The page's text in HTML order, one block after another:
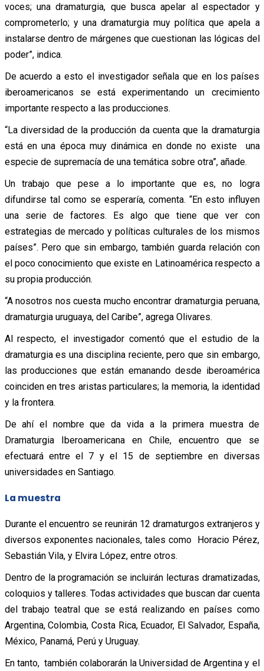
voces; una dramaturgia, que busca apelar al espectador y
comprometerlo; y una dramaturgia muy política que apela a
instalarse dentro de márgenes que cuestionan las lógicas del
poder”, indica.
De acuerdo a esto el investigador señala que en los países
iberoamericanos se está experimentando un crecimiento
importante respecto a las producciones.
“La diversidad de la producción da cuenta que la dramaturgia
está en una época muy dinámica en donde no existe una
especie de supremacía de una temática sobre otra”, añade.
Un trabajo que pese a lo importante que es, no logra
difundirse tal como se esperaría, comenta. “En esto influyen
una serie de factores. Es algo que tiene que ver con
estrategias de mercado y políticas culturales de los mismos
países”. Pero que sin embargo, también guarda relación con
el poco conocimiento que existe en Latinoamérica respecto a
su propia producción.
“A nosotros nos cuesta mucho encontrar dramaturgia peruana,
dramaturgia uruguaya, del Caribe”, agrega Olivares.
Al respecto, el investigador comentó que el estudio de la
dramaturgia es una disciplina reciente, pero que sin embargo,
las producciones que están emanando desde iberoamérica
coinciden en tres aristas particulares; la memoria, la identidad
y la frontera.
De ahí el nombre que da vida a la primera muestra de
Dramaturgia Iberoamericana en Chile, encuentro que se
efectuará entre el 7 y el 15 de septiembre en diversas
universidades en Santiago.
La muestra
Durante el encuentro se reunirán 12 dramaturgos extranjeros y
diversos exponentes nacionales, tales como Horacio Pérez,
Sebastián Vila, y Elvira López, entre otros.
Dentro de la programación se incluirán lecturas dramatizadas,
coloquios y talleres. Todas actividades que buscan dar cuenta
del trabajo teatral que se está realizando en países como
Argentina, Colombia, Costa Rica, Ecuador, El Salvador, España,
México, Panamá, Perú y Uruguay.
En tanto, también colaborarán la Universidad de Argentina y el